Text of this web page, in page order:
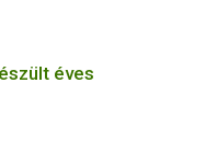
éves